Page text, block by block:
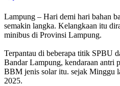
Lampung – ‎Hari demi hari bahan
semakin langka. Kelangkaan itu
minibus di Provinsi Lampung.
‎Terpantau di beberapa titik SPBU
Bandar Lampung, kendaraan antri
BBM jenis solar itu. sejak Minggu
2025.